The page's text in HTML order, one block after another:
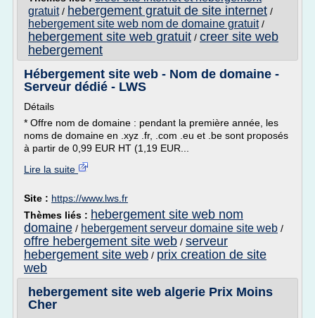
gratuit/ hebergement gratuit de site internet /
hebergement site web nom de domaine gratuit/
hebergement site web gratuit / creer site web
hebergement
Hébergement site web - Nom de domaine -
Serveur dédié - LWS
Détails
* Offre nom de domaine : pendant la première année, les
noms de domaine en .xyz .fr, .com .eu et .be sont proposés
à partir de 0,99 EUR HT (1,19 EUR...
Lire la suite
Site : https://www.lws.fr
Thèmes liés : hebergement site web nom
domaine / hebergement serveur domaine site web /
offre hebergement site web / serveur
hebergement site web / prix creation de site
web
hebergement site web algerie Prix Moins
Cher